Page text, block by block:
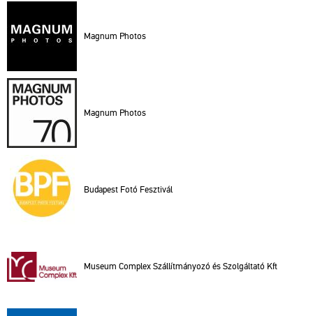
Mag­num Pho­tos
Mag­num Pho­tos
Bu­da­pest Fotó Fesz­ti­vál
Mus­e­um Comp­lex Szál­lít­má­nyo­zó és Szol­gál­ta­tó Kft